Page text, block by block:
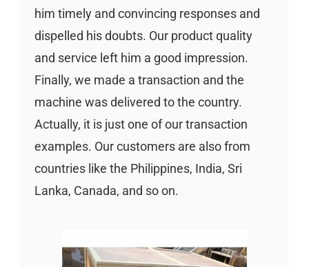
him timely and convincing responses and
dispelled his doubts. Our product quality
and service left him a good impression.
Finally, we made a transaction and the
machine was delivered to the country.
Actually, it is just one of our transaction
examples. Our customers are also from
countries like the Philippines, India, Sri
Lanka, Canada, and so on.